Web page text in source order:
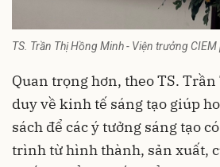
TS. Trần Thị Hồng Minh - Viện trưởng CIEM
Quan trọng hơn, theo TS.
duy về kinh tế sáng tạo giúp
sách để các ý tưởng sáng tạo
trình từ hình thành, sản xuất,